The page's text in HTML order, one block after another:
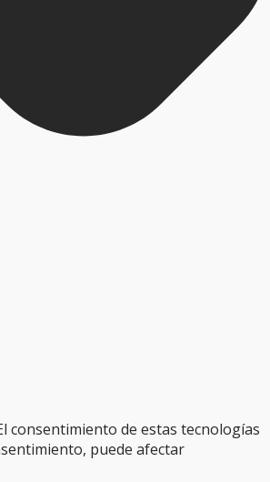
consentimiento de estas tecnologías
puede afectar